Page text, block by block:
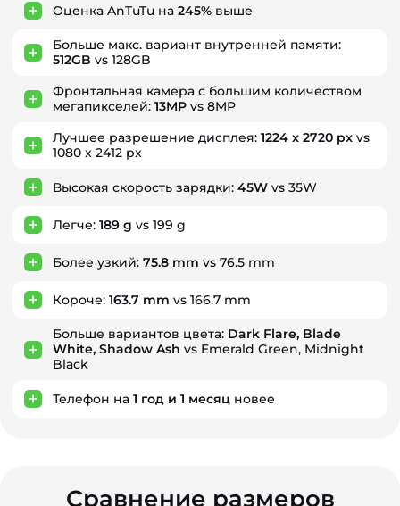
Оценка AnTuTu на 245% выше
Больше макс. вариант внутренней памяти:
512GB vs 128GB
Фронтальная камера с большим количеством
мегапикселей: 13MP vs 8MP
Лучшее разрешение дисплея: 1224 x 2720 px vs
1080 x 2412 px
Высокая скорость зарядки: 45W vs 35W
Легче: 189 g vs 199 g
Более узкий: 75.8 mm vs 76.5 mm
Короче: 163.7 mm vs 166.7 mm
Больше вариантов цвета: Dark Flare, Blade
White, Shadow Ash vs Emerald Green, Midnight
Black
Телефон на 1 год и 1 месяц новее
Сравнение размеров